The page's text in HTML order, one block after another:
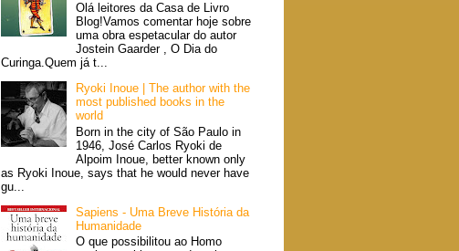
Olá leitores da Casa de Livro
Blog!Vamos comentar hoje sobre
uma obra espetacular do autor
Jostein Gaarder , O Dia do
Curinga.Quem já t...
Ryoki Inoue | The author with the
most published books in the
world
Born in the city of São Paulo in
1946, José Carlos Ryoki de
Alpoim Inoue, better known only
as Ryoki Inoue, says that he would never have
gu...
Sapiens - Uma Breve História da
Humanidade
O que possibilitou ao Homo